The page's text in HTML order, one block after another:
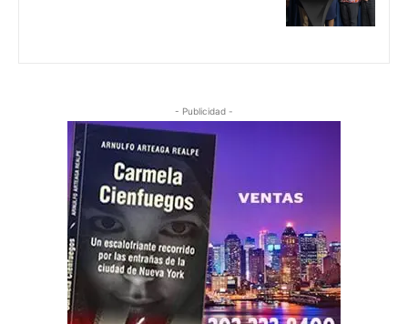
- Publicidad -